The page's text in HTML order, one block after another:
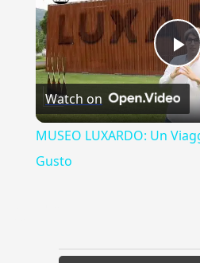
Watch on
MUSEO LUXARDO: Un
Gusto